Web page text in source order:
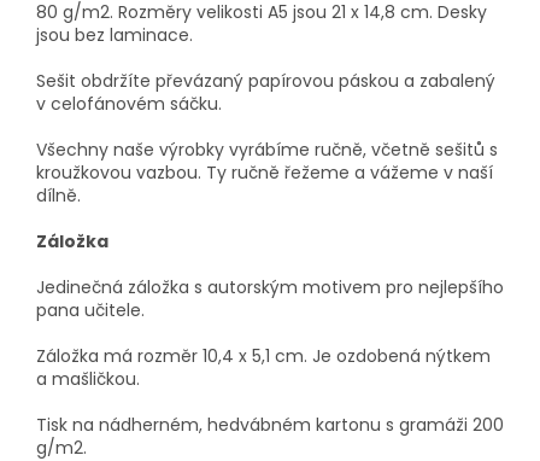
80 g/m2. Rozměry velikosti A5 jsou 21 x 14,8 cm. Desky
jsou bez laminace.
Sešit obdržíte převázaný papírovou páskou a zabalený
v celofánovém sáčku.
Všechny naše výrobky vyrábíme ručně, včetně sešitů s
kroužkovou vazbou. Ty ručně řežeme a vážeme v naší
dílně.
Záložka
Jedinečná záložka s autorským motivem pro nejlepšího
pana učitele.
Záložka má rozměr 10,4 x 5,1 cm. Je ozdobená nýtkem
a mašličkou.
Tisk na nádherném, hedvábném kartonu s gramáži 200
g/m2.